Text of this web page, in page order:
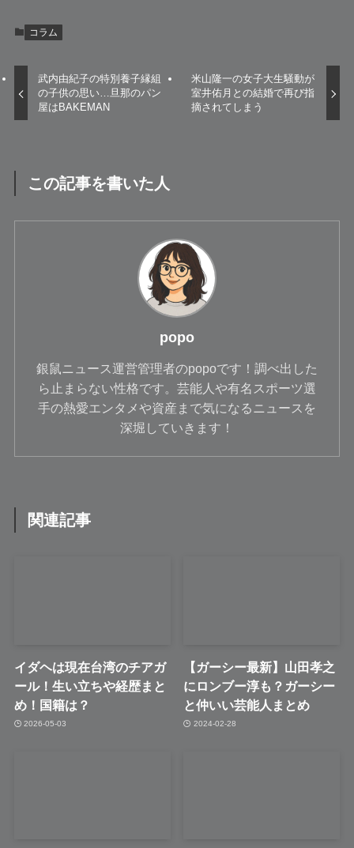
コラム
武内由紀子の特別養子縁組
の子供の思い…旦那のパン
屋はBAKEMAN
米山隆一の女子大生騒動が
室井佑月との結婚で再び指
摘されてしまう
この記事を書いた人
popo
銀鼠ニュース運営管理者のpopoです！調べ出した
ら止まらない性格です。芸能人や有名スポーツ選
手の熱愛エンタメや資産まで気になるニュースを
深堀していきます！
関連記事
イダヘは現在台湾のチアガ
ール！生い立ちや経歴まと
め！国籍は？
2026-05-03
【ガーシー最新】山田孝之
にロンブー淳も？ガーシー
と仲いい芸能人まとめ
2024-02-28